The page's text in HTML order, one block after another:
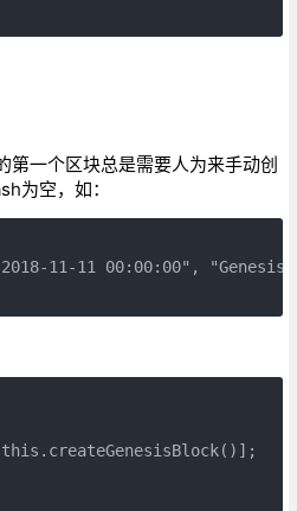
第一个区块总是需要人为来手动创
为空，如：
11-11 00:00:00", "Genesis